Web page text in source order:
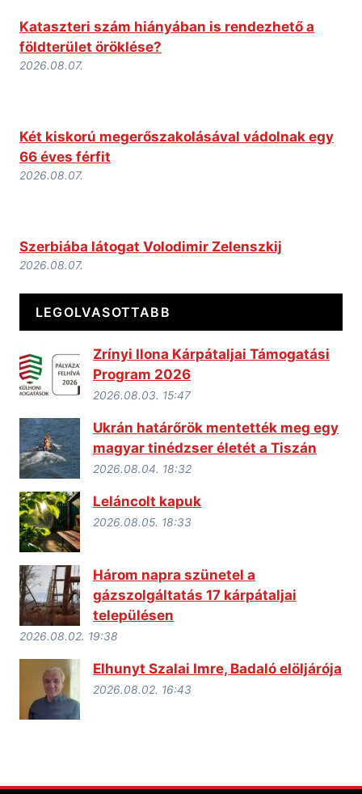
Kataszteri szám hiányában is rendezhető a
földterület öröklése?
2026.08.07.
Két kiskorú megerőszakolásával vádolnak egy
66 éves férfit
2026.08.07.
Szerbiába látogat Volodimir Zelenszkij
2026.08.07.
LEGOLVASOTTABB
Zrínyi Ilona Kárpátaljai Támogatási
Program 2026
2026.08.03. 15:47
Ukrán határőrök mentették meg egy
magyar tinédzser életét a Tiszán
2026.08.04. 18:32
Leláncolt kapuk
2026.08.05. 18:33
Három napra szünetel a
gázszolgáltatás 17 kárpátaljai
településen
2026.08.02. 19:38
Elhunyt Szalai Imre, Badaló elöljárója
2026.08.02. 16:43